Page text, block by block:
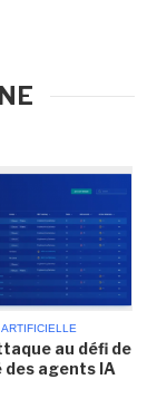
au défi de
agents IA